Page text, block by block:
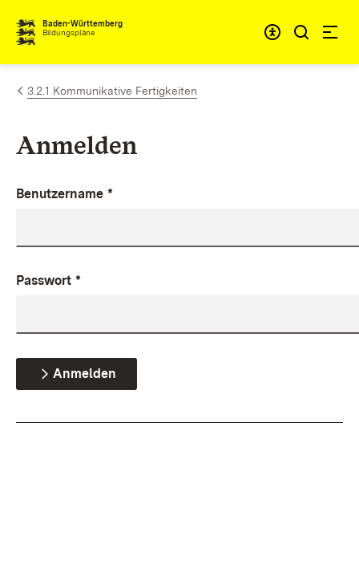
Zum Inhalt springen
Baden-Württemberg
Bildungspläne
3.2.1 Kommunikative Fertigkeiten
Anmelden
Benutzername *
Passwort *
Anmelden